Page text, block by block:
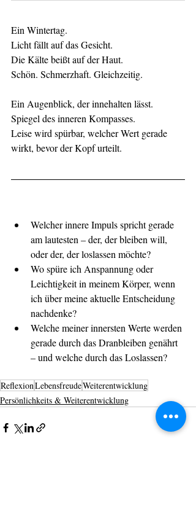
Ein Wintertag.
Licht fällt auf das Gesicht.
Die Kälte beißt auf der Haut.
Schön. Schmerzhaft. Gleichzeitig.
Ein Augenblick, der innehalten lässt.
Spiegel des inneren Kompasses.
Leise wird spürbar, welcher Wert gerade
wirkt, bevor der Kopf urteilt.
Welcher innere Impuls spricht gerade
am lautesten – der, der bleiben will,
oder der, der loslassen möchte?
Wo spüre ich Anspannung oder
Leichtigkeit in meinem Körper, wenn
ich über meine aktuelle Entscheidung
nachdenke?
Welche meiner innersten Werte werden
gerade durch das Dranbleiben genährt
– und welche durch das Loslassen?
ReflexionLebensfreudeWeiterentwicklung
Persönlichkeits & Weiterentwicklung